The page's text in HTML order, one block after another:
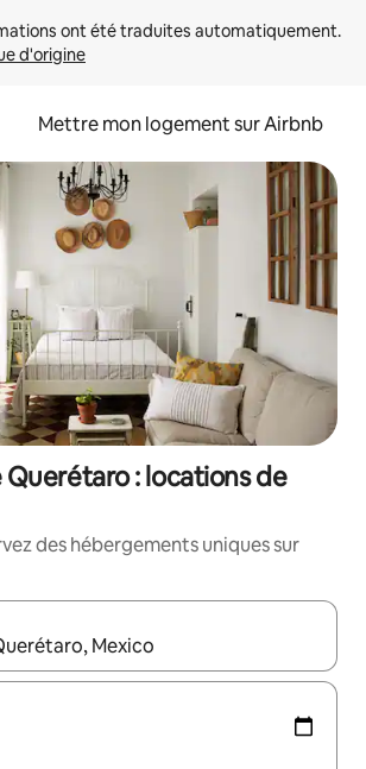
d'origine
Mettre mon logement sur Airbnb
: locations de
des hébergements uniques sur
s'affichent, utilisez les flèches vers le